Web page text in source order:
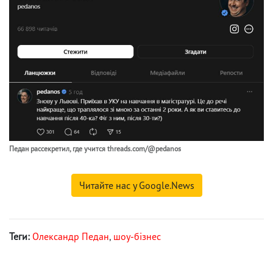
Педан рассекретил, где учится threads.com/@pedanos
Читайте нас у Google.News
Теги: Олександр Педан, шоу-бізнес